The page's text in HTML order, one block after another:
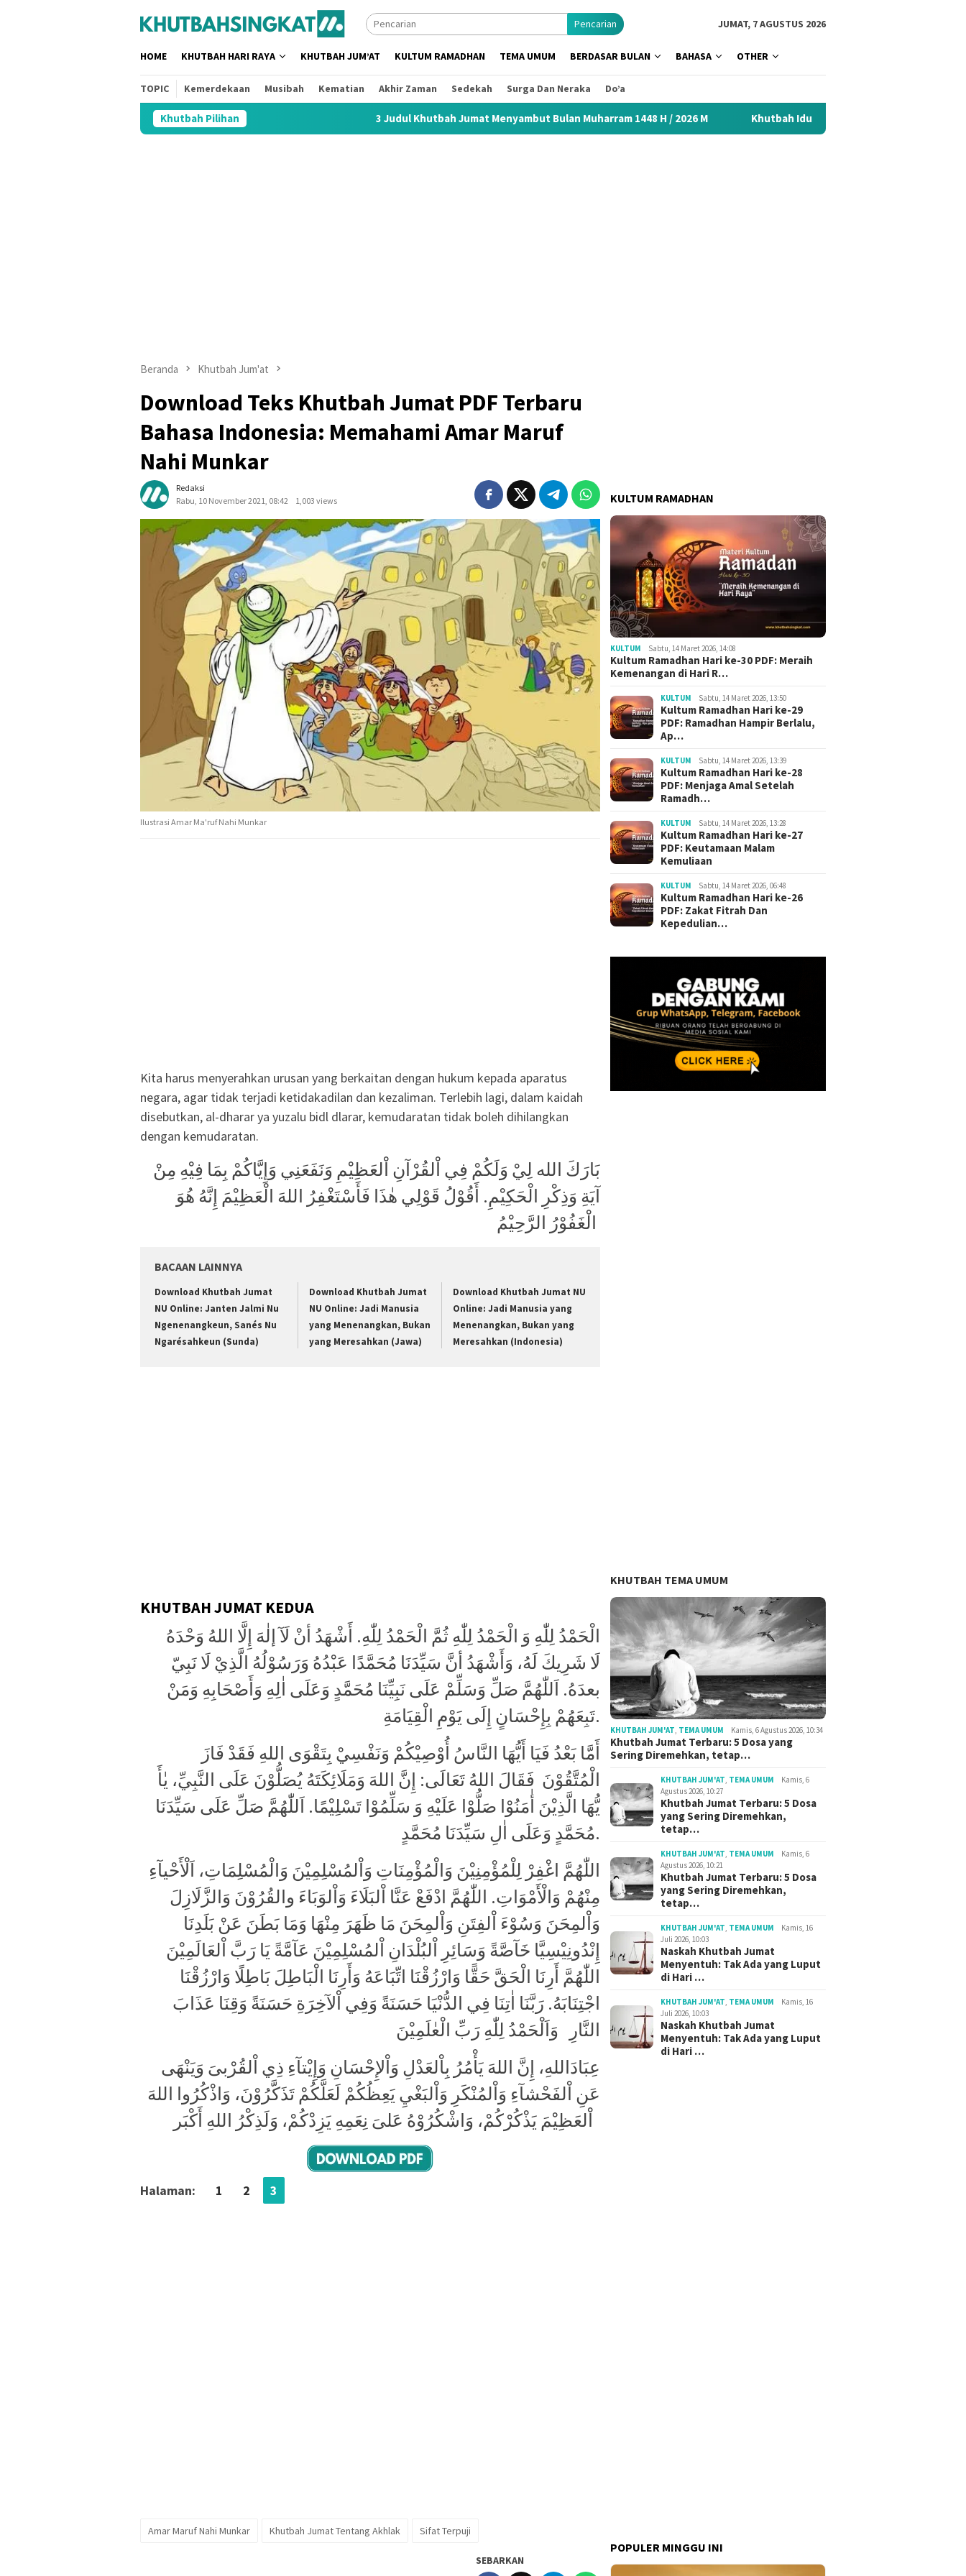
Pencarian JUMAT, 7 AGUSTUS 2026
HOME KHUTBAH HARI RAYA KHUTBAH JUM’AT KULTUM RAMADHAN TEMA UMUM BERDASAR BULAN BAHASA OTHER
TOPIC Kemerdekaan Musibah Kematian Akhir Zaman Sedekah Surga Dan Neraka Do’a
Khutbah Pilihan 3 Judul Khutbah Jumat Menyambut Bulan Muharram 1448 H / 2026 M Khutbah Idul Fitri 2026 Menyentuh Hati: Kumpulan Materi
Beranda Khutbah Jum'at
Download Teks Khutbah Jumat PDF Terbaru
Bahasa Indonesia: Memahami Amar Maruf
Nahi Munkar
Redaksi
Rabu, 10 November 2021, 08:42
1,003 views
Ilustrasi Amar Ma'ruf Nahi Munkar
Kita harus menyerahkan urusan yang berkaitan dengan hukum kepada aparatus
negara, agar tidak terjadi ketidakadilan dan kezaliman. Terlebih lagi, dalam kaidah
disebutkan, al-dharar ya yuzalu bidl dlarar, kemudaratan tidak boleh dihilangkan
dengan kemudaratan.
آيَةِ وَذِكْرِ الْحَكِيْمِ. أَقُوْلُ قَوْلِي هٰذَا فَأَسْتَغْفِرُ اللهَ الْعَظِيْمَ إِنَّهُ هُوَ
BACAAN LAINNYA
Download Khutbah Jumat
NU Online: Janten Jalmi Nu
Ngenenangkeun, Sanés Nu
Ngarésahkeun (Sunda)
Download Khutbah Jumat
NU Online: Jadi Manusia
yang Menenangkan, Bukan
yang Meresahkan (Jawa)
Download Khutbah Jumat NU
Online: Jadi Manusia yang
Menenangkan, Bukan yang
Meresahkan (Indonesia)
KHUTBAH JUMAT KEDUA
لَا شَرِيكَ لَهُ، وَأَشْهَدُ أنَّ سَيِّدَنَا مُحَمَّدًا عَبْدُهُ وَرَسُوْلُهُ الَّذِيْ لَا نَبِيّ
بعدَهُ. اَللّٰهُمَّ صَلِّ وَسَلِّمْ عَلَى نَبِيِّنَا مُحَمَّدٍ وَعَلَى اٰلِهِ وَأَصْحَابِهِ وَمَنْ
تَبِعَهُمْ بِإِحْسَانٍ إِلَى يَوْمِ الْقِيَامَةِ.
أَمَّا بَعْدُ فَيَا أَيُّهَا النَّاسُ أُوْصِيْكُمْ وَنَفْسِيْ بِتَقْوَى اللهِ فَقَدْ فَازَ
الْمُتَّقُوْنَ فَقَالَ اللهُ تَعَالَى: إِنَّ اللهَ وَمَلَائِكَتَهُ يُصَلُّوْنَ عَلَى النَّبِيِّ، يٰأَ
يُّهَا الَّذِيْنَ أٰمَنُوْا صَلُّوْا عَلَيْهِ وَ سَلِّمُوْا تَسْلِيْمًا. اَللّٰهُمَّ صَلِّ عَلَى سَيِّدَنَا
مُحَمَّدٍ وَعَلَى اٰلِ سَيِّدَنَا مُحَمَّدٍ.
اللّٰهُمَّ اغْفِرْ لِلْمُؤْمِنِيْنَ وَالْمُؤْمِنَاتِ وَاْلمُسْلِمِيْنَ وَالْمُسْلِمَاتِ، اَلْأَحْيآءِ
مِنْهُمْ وَالْأَمْوَاتِ. اللّٰهُمَّ ادْفَعْ عَنَّا اْلبَلَاءَ وَاْلوَبَاءَ والقُرُوْنَ وَالزَّلَازِلَ
وَاْلمِحَنَ وَسُوْءَ اْلفِتَنِ وَاْلمِحَنَ مَا ظَهَرَ مِنْهَا وَمَا بَطَنَ عَنْ بَلَدِنَا
إِنْدُونِيْسِيَّا خَآصَّةً وَسَائِرِ اْلبُلْدَانِ اْلمُسْلِمِيْنَ عَآمَّةً يَا رَبَّ اْلعَالَمِيْنَ
اللّٰهُمَّ أَرِنَا الْحَقَّ حَقًّا وَارْزُقْنَا اتِّبَاعَهُ وَأَرِنَا الْبَاطِلَ بَاطِلًا وَارْزُقْنَا
اجْتِنَابَهُ. رَبَّنَا اٰتِنَا فِي الدُّنْيَا حَسَنَةً وَفِي اْلآخِرَةِ حَسَنَةً وَقِنَا عَذَابَ
النَّارِ وَاَلْحَمْدُ لِلّٰهِ رَبِّ الْعٰلَمِيْنَ
عِبَادَاللهِ، إِنَّ اللهَ يَأْمُرُ بِاْلعَدْلِ وَاْلإِحْسَانِ وَإِيْتآءِ ذِي اْلقُرْبىَ وَيَنْهَى
عَنِ اْلفَحْشآءِ وَاْلمُنْكَرِ وَاْلبَغْيِ يَعِظُكُمْ لَعَلَّكُمْ تَذَكَّرُوْنَ، وَاذْكُرُوا اللهَ
Halaman: 1 2 3
Amar Maruf Nahi Munkar Khutbah Jumat Tentang Akhlak Sifat Terpuji
SEBARKAN
KULTUM RAMADHAN
KULTUM Sabtu, 14 Maret 2026, 14:08
Kultum Ramadhan Hari ke-30 PDF: Meraih
Kemenangan di Hari R…
KULTUM Sabtu, 14 Maret 2026, 13:50
Kultum Ramadhan Hari ke-29
PDF: Ramadhan Hampir Berlalu,
Ap…
KULTUM Sabtu, 14 Maret 2026, 13:39
Kultum Ramadhan Hari ke-28
PDF: Menjaga Amal Setelah
Ramadh…
KULTUM Sabtu, 14 Maret 2026, 13:28
Kultum Ramadhan Hari ke-27
PDF: Keutamaan Malam
Kemuliaan
KULTUM Sabtu, 14 Maret 2026, 06:48
Kultum Ramadhan Hari ke-26
PDF: Zakat Fitrah Dan
Kepedulian…
KHUTBAH TEMA UMUM
KHUTBAH JUM'AT, TEMA UMUM Kamis, 6 Agustus 2026, 10:34
Khutbah Jumat Terbaru: 5 Dosa yang
Sering Diremehkan, tetap…
KHUTBAH JUM'AT, TEMA UMUM
Kamis, 6
Agustus 2026, 10:27
Khutbah Jumat Terbaru: 5 Dosa
yang Sering Diremehkan,
tetap…
KHUTBAH JUM'AT, TEMA UMUM
Kamis, 6
Agustus 2026, 10:21
Khutbah Jumat Terbaru: 5 Dosa
yang Sering Diremehkan,
tetap…
KHUTBAH JUM'AT, TEMA UMUM
Kamis, 16
Juli 2026, 10:03
Naskah Khutbah Jumat
Menyentuh: Tak Ada yang Luput
di Hari …
KHUTBAH JUM'AT, TEMA UMUM
Kamis, 16
Juli 2026, 10:03
Naskah Khutbah Jumat
Menyentuh: Tak Ada yang Luput
di Hari …
POPULER MINGGU INI